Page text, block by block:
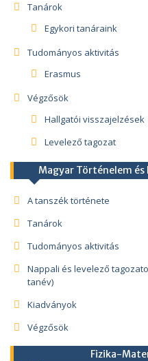
Tanárok
Egykori tanáraink
Tudományos aktivitás
Erasmus
Végzősök
Hallgatói visszajelzések
Levelező tagozat
Magyar Történelem és
A tanszék története
Tanárok
Tudományos aktivitás
Nappali és levelező
tanév)
Kiadványok
Végzősök
Fizika-